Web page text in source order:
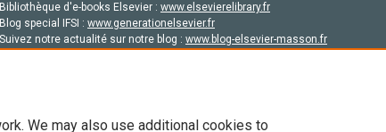
Bibliothèque d'e-books Elsevier : www.elsevierelibrary.fr
Blog special IFSI : www.generationelsevier.fr
Suivez notre actualité sur notre blog : www.blog-elsevier-masson.fr
We may also use additional cookies to